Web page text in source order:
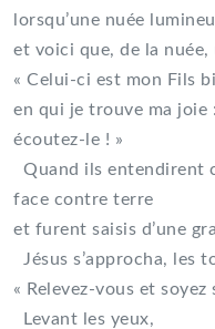
lorsqu’une nuée
et voici que, de la
« Celui-ci est mon Fils
en qui je trouve ma joie :
écoutez-le ! »
Quand ils entendirent
face contre terre
et furent saisis d’une
Jésus s’approcha, les
« Relevez-vous et soyez
Levant les yeux,